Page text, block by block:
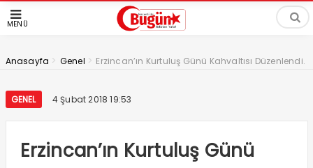
MENÜ
Anasayfa > Genel > Erzincan’ın Kurtuluş Günü Kahvaltısı Düzenlendi.
GENEL 4 Şubat 2018 19:53
Erzincan’ın Kurtuluş Günü